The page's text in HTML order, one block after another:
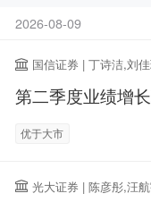
2026-08-09
国信证券 | 丁诗洁,刘
第二季度业绩增
优于大市
光大证券 | 陈彦彤,汪